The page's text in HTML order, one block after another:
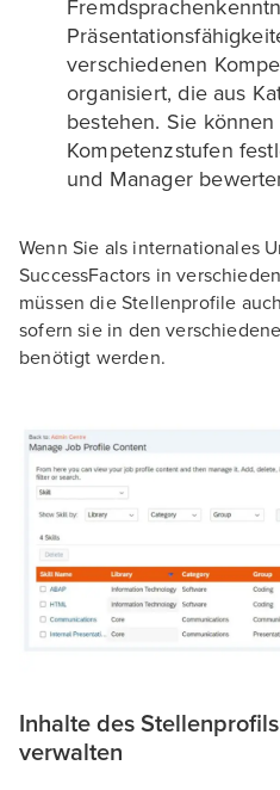
verschiedenen
organisiert, die aus
bestehen. Sie
Kompetenzstufen
und Manager
Wenn Sie als internationales
SuccessFactors in
müssen die Stellenprofile
sofern sie in den
benötigt werden.
Inhalte des
verwalten